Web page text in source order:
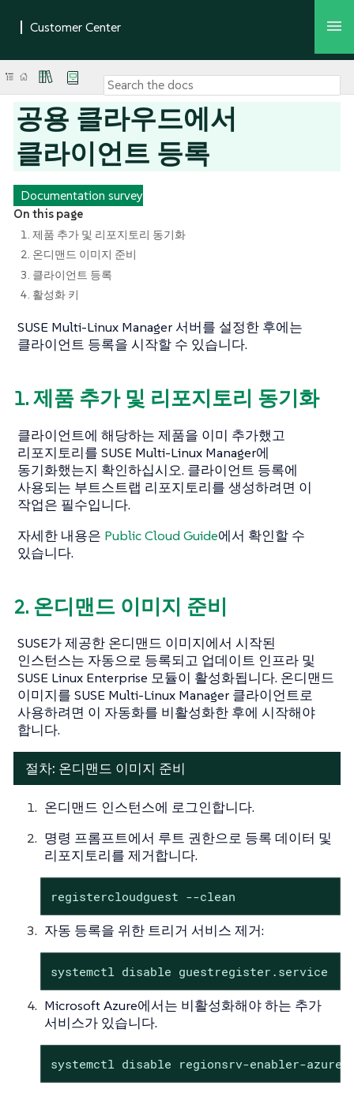
공용 클라우드에서
클라이언트 등록
Documentation survey
On this page
1. 제품 추가 및 리포지토리 동기화
2. 온디맨드 이미지 준비
3. 클라이언트 등록
4. 활성화 키
SUSE Multi-Linux Manager 서버를 설정한 후에는
클라이언트 등록을 시작할 수 있습니다.
1. 제품 추가 및 리포지토리 동기화
클라이언트에 해당하는 제품을 이미 추가했고
리포지토리를 SUSE Multi-Linux Manager에
동기화했는지 확인하십시오. 클라이언트 등록에
사용되는 부트스트랩 리포지토리를 생성하려면 이
작업은 필수입니다.
자세한 내용은 Public Cloud Guide에서 확인할 수
있습니다.
2. 온디맨드 이미지 준비
SUSE가 제공한 온디맨드 이미지에서 시작된
인스턴스는 자동으로 등록되고 업데이트 인프라 및
SUSE Linux Enterprise 모듈이 활성화됩니다. 온디맨드
이미지를 SUSE Multi-Linux Manager 클라이언트로
사용하려면 이 자동화를 비활성화한 후에 시작해야
합니다.
절차: 온디맨드 이미지 준비
온디맨드 인스턴스에 로그인합니다.
명령 프롬프트에서 루트 권한으로 등록 데이터 및
리포지토리를 제거합니다.
registercloudguest --clean
자동 등록을 위한 트리거 서비스 제거:
systemctl disable guestregister.service
Microsoft Azure에서는 비활성화해야 하는 추가
서비스가 있습니다.
systemctl disable regionsrv-enabler-